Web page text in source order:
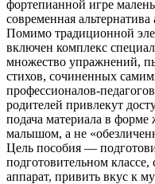
фортепианной игре
современная
Помимо традиционной
включен комплекс
множество упражнений,
стихов, сочиненных
профессионалов-
родителей привлекут
подача материала в форме
малышом, а не
Цель пособия —
подготовительном
аппарат, привить вкус к